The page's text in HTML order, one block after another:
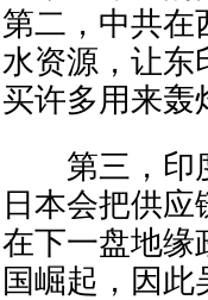
第二，中共在
水资源，让东
买许多用来轰
第三，印度
日本会把供
在下一盘地缘
国崛起，因